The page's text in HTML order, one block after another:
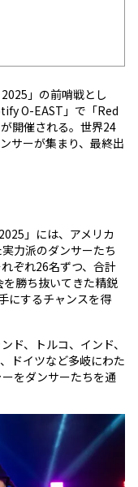
」の前哨戦とし
O-EAST」で「Red
開催される。世界24
サーが集まり、最終出
」には、アメリカ
力派のダンサーたち
ぞれ26名ずつ、合計
勝ち抜いてきた精鋭
にするチャンスを得
ド、トルコ、インド、
ドイツなど多岐にわた
をダンサーたちを通